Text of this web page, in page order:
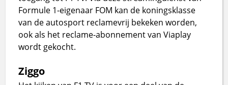
Formule 1-eigenaar FOM kan de koningsklasse
van de autosport reclamevrij bekeken worden,
ook als het reclame-abonnement van Viaplay
wordt gekocht.
Ziggo